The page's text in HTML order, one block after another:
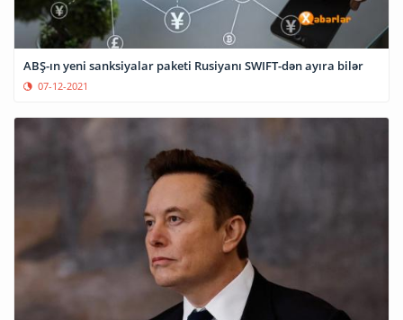
ABŞ-ın yeni sanksiyalar paketi Rusiyanı SWIFT-dən ayıra bilər
07-12-2021